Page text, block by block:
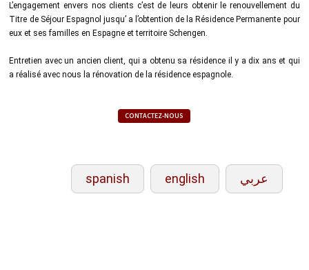
L’engagement envers nos clients c’est de leurs obtenir le renouvellement du
Titre de Séjour Espagnol jusqu’ a l’obtention de la Résidence Permanente pour
eux et ses familles en Espagne et territoire Schengen.
Entretien avec un ancien client, qui a obtenu sa résidence il y a dix ans et qui
a réalisé avec nous la rénovation de la résidence espagnole.
CONTACTEZ-NOUS
spanish english عربي